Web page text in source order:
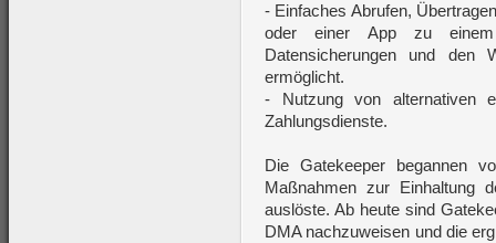
- Einfaches Abrufen,
oder einer App zu einem
Datensicherungen und den
ermöglicht.
- Nutzung von alternativen
Zahlungsdienste.
Die Gatekeeper begannen
Maßnahmen zur Einhaltung
auslöste. Ab heute sind
DMA nachzuweisen und die